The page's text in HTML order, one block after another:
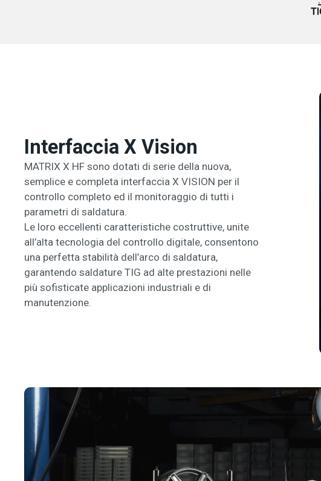
Interfaccia X Vision
MATRIX X HF sono dotati di serie della nuova,
semplice e completa interfaccia X VISION per il
controllo completo ed il monitoraggio di tutti i
parametri di saldatura.
Le loro eccellenti caratteristiche costruttive, unite
all’alta tecnologia del controllo digitale, consentono
una perfetta stabilità dell’arco di saldatura,
garantendo saldature TIG ad alte prestazioni nelle
più sofisticate applicazioni industriali e di
manutenzione.